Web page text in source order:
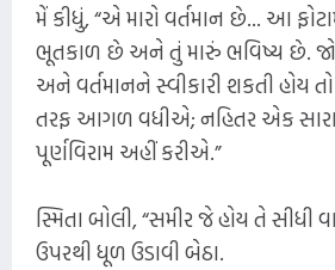
મેં કીધું, “એ મારો વર્તમાન છે... આ
ભૂતકાળ છે અને તું મારું ભવિષ્ય છે. જો
અને વર્તમાનને સ્વીકારી શકતી હોય
તરફ આગળ વધીએ; નહિતર એક સારા
પૂર્ણવિરામ અહીં કરીએ.”
સ્મિતા બોલી, “સમીર જે હોય તે સીધી
ઉપરથી ધૂળ ઉડાવી બેઠા.